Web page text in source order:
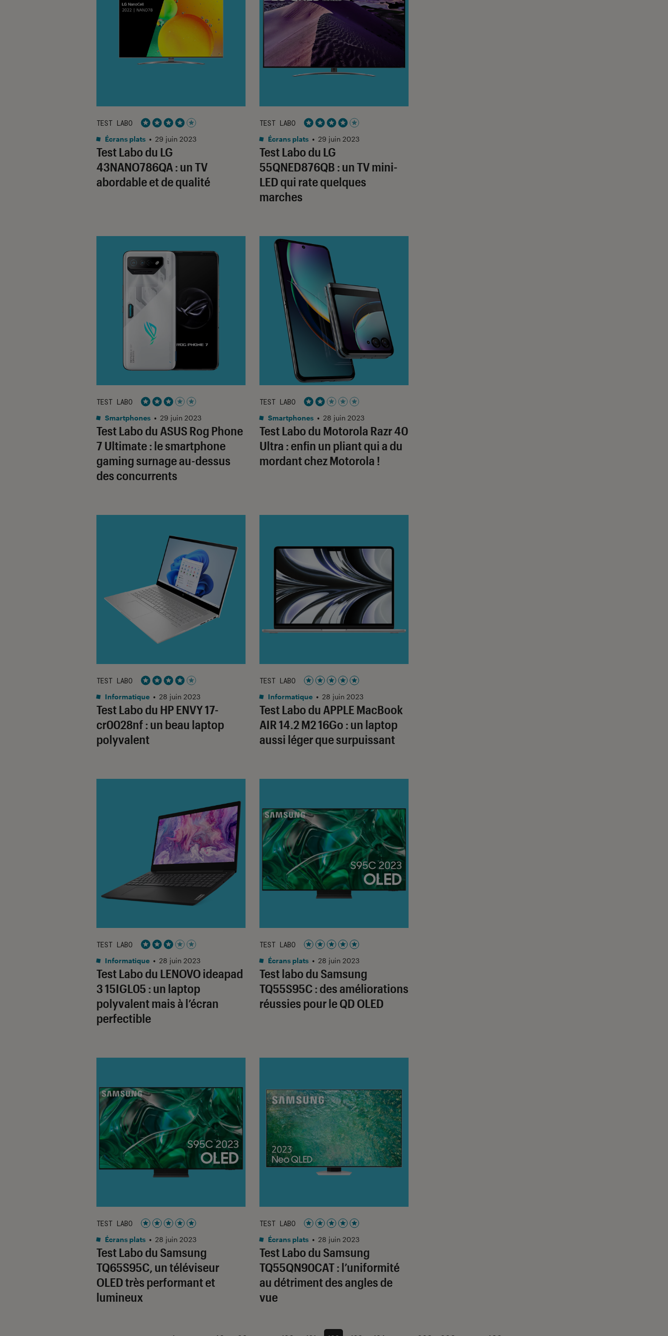
Test Labo du LG
43NANO786QA : un TV
abordable et de qualité
TEST LABO
Noté 4 étoiles sur 5
Écrans plats • 29 juin 2023
Test Labo du LG
55QNED876QB : un TV mini-
LED qui rate quelques
marches
TEST LABO
Noté 4 étoiles sur 5
Écrans plats • 29 juin 2023
Test Labo du ASUS Rog Phone
7 Ultimate : le smartphone
gaming surnage au-dessus
des concurrents
TEST LABO
Noté 3 étoiles sur 5
Smartphones • 29 juin 2023
Test Labo du Motorola Razr 40
Ultra : enfin un pliant qui a du
mordant chez Motorola !
TEST LABO
Noté 2 étoiles sur 5
Smartphones • 28 juin 2023
Test Labo du HP ENVY 17-
cr0028nf : un beau laptop
polyvalent
TEST LABO
Noté 4 étoiles sur 5
Informatique • 28 juin 2023
Test Labo du APPLE MacBook
AIR 14.2 M2 16Go : un laptop
aussi léger que surpuissant
TEST LABO
Noté 5 étoiles sur 5
Informatique • 28 juin 2023
Test Labo du LENOVO ideapad
3 15IGL05 : un laptop
polyvalent mais à l’écran
perfectible
TEST LABO
Noté 3 étoiles sur 5
Informatique • 28 juin 2023
Test labo du Samsung
TQ55S95C : des améliorations
réussies pour le QD OLED
TEST LABO
Noté 5 étoiles sur 5
Écrans plats • 28 juin 2023
Test Labo du Samsung
TQ65S95C, un téléviseur
OLED très performant et
lumineux
TEST LABO
Noté 5 étoiles sur 5
Écrans plats • 28 juin 2023
Test Labo du Samsung
TQ55QN90CAT : l’uniformité
au détriment des angles de
vue
TEST LABO
Noté 5 étoiles sur 5
Écrans plats • 28 juin 2023